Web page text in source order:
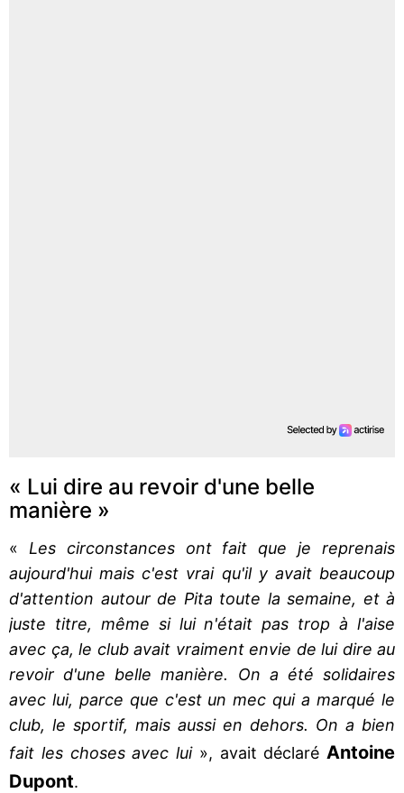
« Lui dire au revoir d'une belle
manière »
« Les circonstances ont fait que je reprenais
aujourd'hui mais c'est vrai qu'il y avait beaucoup
d'attention autour de Pita toute la semaine, et à
juste titre, même si lui n'était pas trop à l'aise
avec ça, le club avait vraiment envie de lui dire au
revoir d'une belle manière. On a été solidaires
avec lui, parce que c'est un mec qui a marqué le
club, le sportif, mais aussi en dehors. On a bien
fait les choses avec lui », avait déclaré Antoine
Dupont.